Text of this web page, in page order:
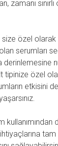
zamanı
özel
serumları
derinlemesine
tipinize özel
etkisini